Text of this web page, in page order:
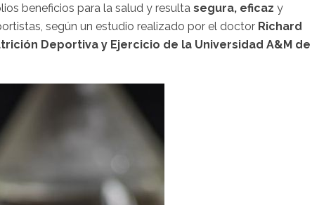
beneficios para la salud y resulta segura, eficaz y
según un estudio realizado por el doctor Richard
Deportiva y Ejercicio de la Universidad A&M de